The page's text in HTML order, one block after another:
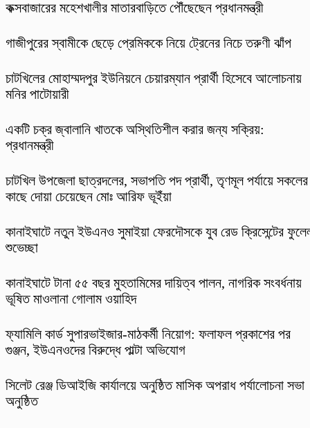
কক্সবাজারের মহেশখালীর মাতারবাড়িতে পৌঁছেছেন প্রধানমন্ত্রী
গাজীপুরের স্বামীকে ছেড়ে প্রেমিককে নিয়ে ট্রেনের নিচে তরুণী ঝাঁপ
চাটখিলের মোহাম্মদপুর ইউনিয়নে চেয়ারম্যান প্রার্থী হিসেবে আলোচনায়
মনির পাটোয়ারী
একটি চক্র জ্বালানি খাতকে অস্থিতিশীল করার জন্য সক্রিয়:
প্রধানমন্ত্রী
চাটখিল উপজেলা ছাত্রদলের, সভাপতি পদ প্রার্থী, তৃণমূল পর্যায়ে সকলের
কাছে দোয়া চেয়েছেন মোঃ আরিফ ভূইঁয়া
কানাইঘাটে নতুন ইউএনও সুমাইয়া ফেরদৌসকে যুব রেড ক্রিসেন্টের
শুভেচ্ছা
কানাইঘাটে টানা ৫৫ বছর মুহতামিমের দায়িত্ব পালন, নাগরিক সংবর্ধনায়
ভূষিত মাওলানা গোলাম ওয়াহিদ
ফ্যামিলি কার্ড সুপারভাইজার-মাঠকর্মী নিয়োগ: ফলাফল প্রকাশের পর
গুঞ্জন, ইউএনওদের বিরুদ্ধে পাল্টা অভিযোগ
‎সিলেট রেঞ্জ ডিআইজি কার্যালয়ে অনুষ্ঠিত মাসিক অপরাধ পর্যালোচনা সভা
অনুষ্ঠিত